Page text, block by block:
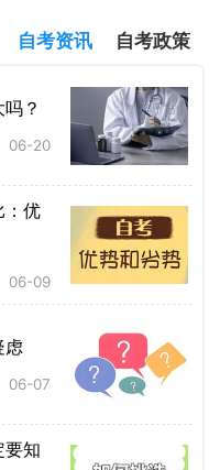
自考资讯 自考政策
？
06-20
：优
06-09
虑
06-07
要知